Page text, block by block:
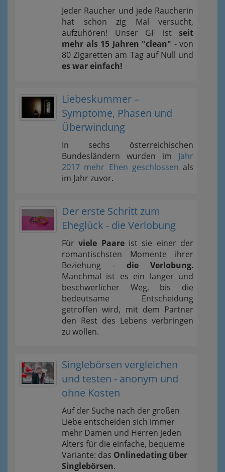
Jeder Raucher und jede Raucherin
hat schon zig Mal versucht,
aufzuhören! Unser GF ist seit
mehr als 15 Jahren "clean" - von
80 Zigaretten am Tag auf Null und
es war einfach!
Liebeskummer –
Symptome, Phasen und
Überwindung
In sechs österreichischen
Bundesländern wurden im Jahr
2017 mehr Ehen geschlossen als
im Jahr zuvor.
Der erste Schritt zum
Eheglück - die Verlobung
Fürviele Paareist sie einer der
romantischsten Momente ihrer
Beziehung - die Verlobung.
Manchmal ist es ein langer und
beschwerlicher Weg, bis die
bedeutsame Entscheidung
getroffen wird, mit dem Partner
den Rest des Lebens verbringen
zu wollen.
Singlebörsen vergleichen
und testen - anonym und
ohne Kosten
Auf der Suche nach der großen
Liebe entscheiden sich immer
mehr Damen und Herren jeden
Alters für die einfache, bequeme
Variante: das Onlinedating über
Singlebörsen.